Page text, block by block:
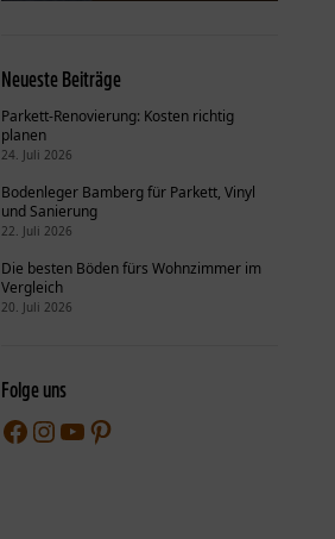
Neueste Beiträge
Parkett-Renovierung: Kosten richtig
planen
24. Juli 2026
Bodenleger Bamberg für Parkett, Vinyl
und Sanierung
22. Juli 2026
Die besten Böden fürs Wohnzimmer im
Vergleich
20. Juli 2026
Folge uns
Facebook
Instagram
YouTube
Pinterest